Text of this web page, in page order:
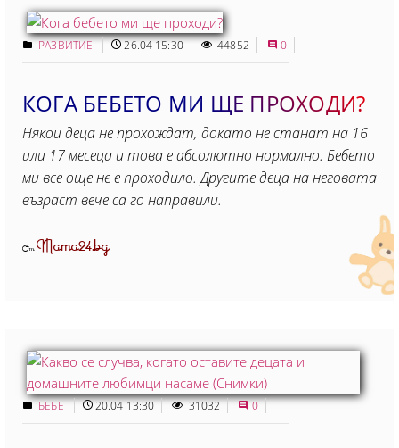
РАЗВИТИЕ 26.04 15:30 44852 0
КОГА БЕБЕТО МИ ЩЕ ПРОХОДИ?
Някои деца не прохождат, докато не станат на 16
или 17 месеца и това е абсолютно нормално. Бебето
ми все още не е проходило. Другите деца на неговата
възраст вече са го направили.
ОтMama24.bg
БЕБЕ 20.04 13:30 31032 0